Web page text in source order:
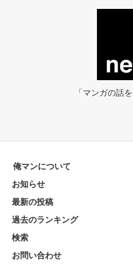
「マンガの話
俺マンについて
お知らせ
最新の投稿
過去のランキング
検索
お問い合わせ